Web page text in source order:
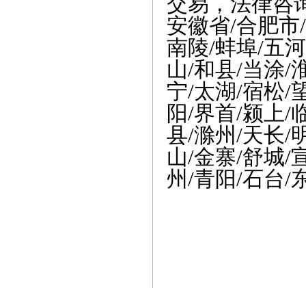
安徽省/合肥
南陵/蚌埠/五
山/和县/当涂/
宁/太湖/宿松/
阳/界首/颍上/
县/滁州/天长/
山/金寨/舒城/
州/青阳/石台/